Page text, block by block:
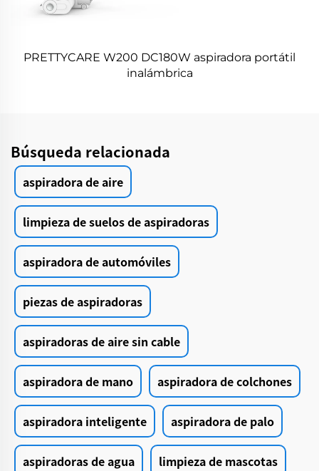
PRETTYCARE W200 DC180W aspiradora portátil
inalámbrica
Búsqueda relacionada
aspiradora de aire
limpieza de suelos de aspiradoras
aspiradora de automóviles
piezas de aspiradoras
aspiradoras de aire sin cable
aspiradora de mano aspiradora de colchones
aspiradora inteligente aspiradora de palo
aspiradoras de agua limpieza de mascotas